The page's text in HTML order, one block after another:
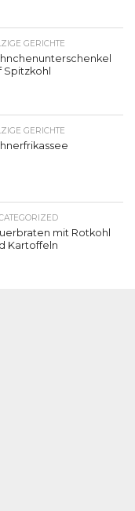
GERICHTE
Spitzkohl
GERICHTE
mit Rotkohl
Kartoffeln